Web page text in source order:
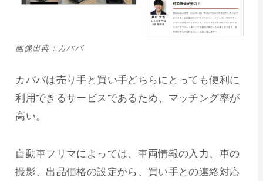
画像出典：カババ
カババは売り手と買い手どちらにとっても便利に
利用できるサービスであるため、マッチング率が
高い。
自動車フリマによっては、車両情報の入力、車の
撮影、出品価格の設定から、買い手との連絡対応